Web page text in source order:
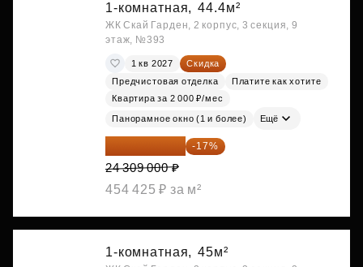
1-комнатная, 44.4м²
ЖК Скай Гарден, 2 корпус, 3 секция, 9
этаж, №393
1 кв 2027
Скидка
Предчистовая отделка
Платите как хотите
Квартира за 2 000 ₽/мес
Панорамное окно (1 и более) Ещё
20 176 470 ₽ -17%
24 309 000 ₽
454 425 ₽ за м²
1-комнатная, 45м²